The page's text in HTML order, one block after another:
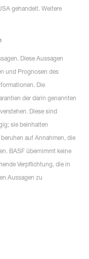
gehandelt. Weitere
Diese Aussagen
und Prognosen des
Die
der darin genannten
Diese sind
sie beinhalten
auf Annahmen, die
BASF übernimmt keine
Verpflichtung, die in
Aussagen zu